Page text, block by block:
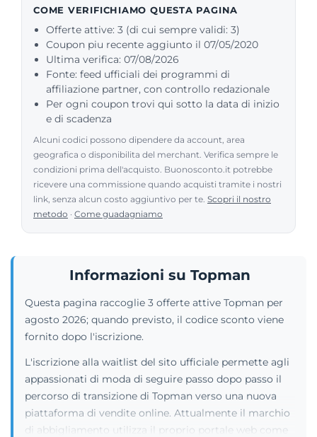
COME VERIFICHIAMO QUESTA PAGINA
Offerte attive: 3 (di cui sempre validi: 3)
Coupon piu recente aggiunto il 07/05/2020
Ultima verifica: 07/08/2026
Fonte: feed ufficiali dei programmi di
affiliazione partner, con controllo redazionale
Per ogni coupon trovi qui sotto la data di inizio
e di scadenza
Alcuni codici possono dipendere da account, area
geografica o disponibilita del merchant. Verifica sempre le
condizioni prima dell'acquisto. Buonosconto.it potrebbe
ricevere una commissione quando acquisti tramite i nostri
link, senza alcun costo aggiuntivo per te. Scopri il nostro
metodo · Come guadagniamo
Informazioni su Topman
Questa pagina raccoglie 3 offerte attive Topman per
agosto 2026; quando previsto, il codice sconto viene
fornito dopo l'iscrizione.
L'iscrizione alla waitlist del sito ufficiale permette agli
appassionati di moda di seguire passo dopo passo il
percorso di transizione di Topman verso una nuova
piattaforma di vendite online. Attualmente il marchio
di abbigliamento utilizza il proprio portale web come